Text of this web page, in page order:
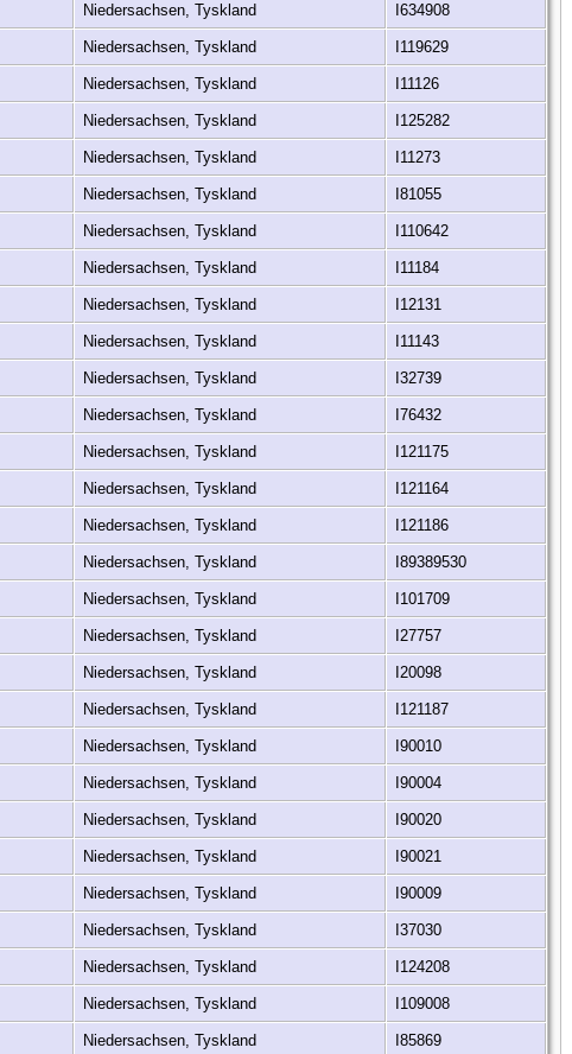
Niedersachsen, Tyskland I634908
Niedersachsen, Tyskland I119629
Niedersachsen, Tyskland I11126
Niedersachsen, Tyskland I125282
Niedersachsen, Tyskland I11273
Niedersachsen, Tyskland I81055
Niedersachsen, Tyskland I110642
Niedersachsen, Tyskland I11184
Niedersachsen, Tyskland I12131
Niedersachsen, Tyskland I11143
Niedersachsen, Tyskland I32739
Niedersachsen, Tyskland I76432
Niedersachsen, Tyskland I121175
Niedersachsen, Tyskland I121164
Niedersachsen, Tyskland I121186
Niedersachsen, Tyskland I89389530
Niedersachsen, Tyskland I101709
Niedersachsen, Tyskland I27757
Niedersachsen, Tyskland I20098
Niedersachsen, Tyskland I121187
Niedersachsen, Tyskland I90010
Niedersachsen, Tyskland I90004
Niedersachsen, Tyskland I90020
Niedersachsen, Tyskland I90021
Niedersachsen, Tyskland I90009
Niedersachsen, Tyskland I37030
Niedersachsen, Tyskland I124208
Niedersachsen, Tyskland I109008
Niedersachsen, Tyskland I85869